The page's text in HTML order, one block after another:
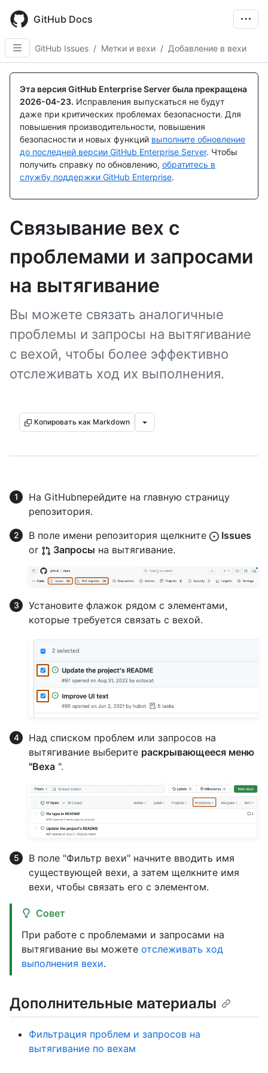
main
content
GitHub Docs
GitHub Issues / Метки и вехи / Добавление в вехи
Эта версия GitHub Enterprise Server была прекращена
2026-04-23. Исправления выпускаться не будут
даже при критических проблемах безопасности. Для
повышения производительности, повышения
безопасности и новых функций выполните обновление
до последней версии GitHub Enterprise Server. Чтобы
получить справку по обновлению, обратитесь в
службу поддержки GitHub Enterprise.
Связывание вех с
проблемами и запросами
на вытягивание
Вы можете связать аналогичные
проблемы и запросы на вытягивание
с вехой, чтобы более эффективно
отслеживать ход их выполнения.
Копировать как Markdown
На GitHubперейдите на главную страницу
репозитория.
В поле имени репозитория щелкните
Issues
or
Запросы на вытягивание.
Установите флажок рядом с элементами,
которые требуется связать с вехой.
Над списком проблем или запросов на
вытягивание выберите раскрывающееся меню
"Веха ".
В поле "Фильтр вехи" начните вводить имя
существующей вехи, а затем щелкните имя
вехи, чтобы связать его с элементом.
Совет
При работе с проблемами и запросами на
вытягивание вы можете отслеживать ход
выполнения вехи.
Дополнительные материалы
Фильтрация проблем и запросов на
вытягивание по вехам